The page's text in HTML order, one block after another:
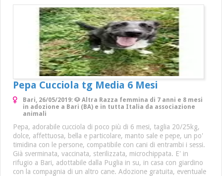
Pepa Cucciola tg Media 6 Mesi
Bari, 26/05/2019: 🐶 Altra Razza femmina di 7 anni e 8 mesi
in adozione a Bari (BA) e in tutta Italia da associazione
animali
Pepa, adorabile cucciola di poco più di 6 mesi, taglia 20/25kg,
dolce, affettuosa, bella e particolare, manto sale e pepe, un po'
timidina con le persone, compatibile con cani di entrambi i sessi.
Già sverminata, vaccinata, sterilizzata, microchippata. E' in
rifugio a Bari, adottabile dalla Puglia in su, in casa con giardino
con la compagnia di un altro cane. Adozione gratuita, eventuale